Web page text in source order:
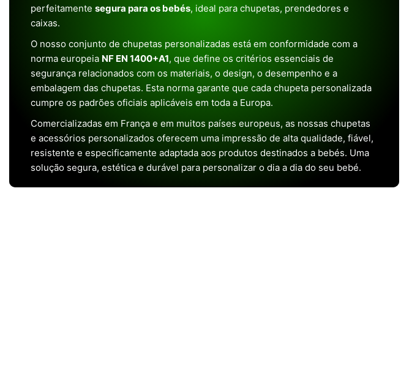
perfeitamente segura para os bebés, ideal para chupetas, prendedores e
caixas.
O nosso conjunto de chupetas personalizadas está em conformidade com a
norma europeia NF EN 1400+A1, que define os critérios essenciais de
segurança relacionados com os materiais, o design, o desempenho e a
embalagem das chupetas. Esta norma garante que cada chupeta personalizada
cumpre os padrões oficiais aplicáveis em toda a Europa.
Comercializadas em França e em muitos países europeus, as nossas chupetas
e acessórios personalizados oferecem uma impressão de alta qualidade, fiável,
resistente e especificamente adaptada aos produtos destinados a bebés. Uma
solução segura, estética e durável para personalizar o dia a dia do seu bebé.